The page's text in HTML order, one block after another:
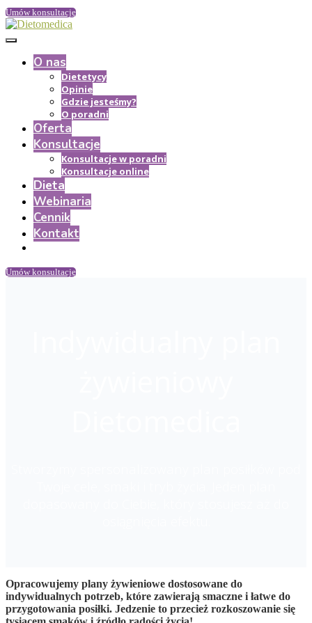
Umów konsultację
O nas
Dietetycy
Opinie
Gdzie jesteśmy?
O poradni
Oferta
Konsultacje
Konsultacje w poradni
Konsultacje online
Dieta
Webinaria
Cennik
Kontakt
Umów konsultację
Opracowujemy plany żywieniowe dostosowane do
indywidualnych potrzeb, które zawierają smaczne i łatwe do
przygotowania posiłki. Jedzenie to przecież rozkoszowanie się